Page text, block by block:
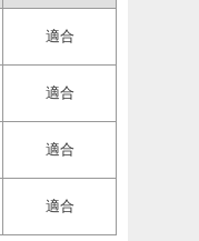
適合
適合
適合
適合